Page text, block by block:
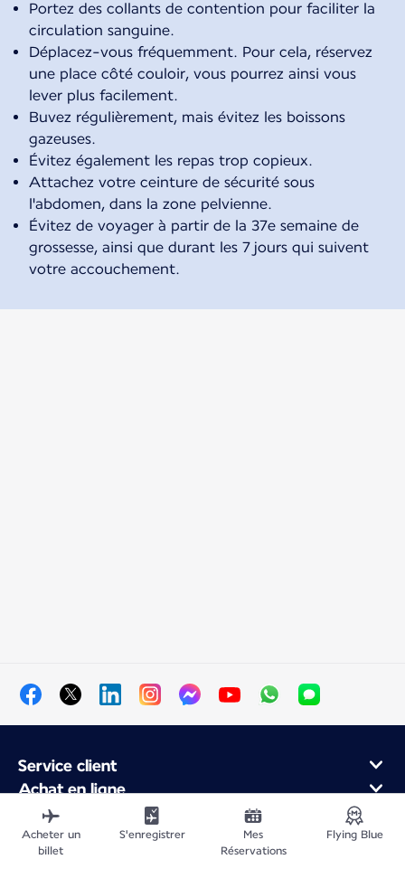
Portez des collants de contention pour faciliter la
circulation sanguine.
Déplacez-vous fréquemment. Pour cela, réservez
une place côté couloir, vous pourrez ainsi vous
lever plus facilement.
Buvez régulièrement, mais évitez les boissons
gazeuses.
Évitez également les repas trop copieux.
Attachez votre ceinture de sécurité sous
l'abdomen, dans la zone pelvienne.
Évitez de voyager à partir de la 37e semaine de
grossesse, ainsi que durant les 7 jours qui suivent
votre accouchement.
Service client
Achat en ligne
Programme de fidélité et partenaires
À propos d'Air France
Application Mobile Air France
Acheter un
billet
S'enregistrer
Mes
Réservations
Flying Blue